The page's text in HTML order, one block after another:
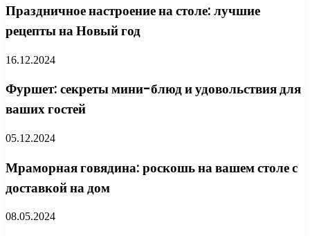
Праздничное настроение на столе: лучшие
рецепты на Новый год
16.12.2024
Фуршет: секреты мини-блюд и удовольствия для
ваших гостей
05.12.2024
Мраморная говядина: роскошь на вашем столе с
доставкой на дом
08.05.2024